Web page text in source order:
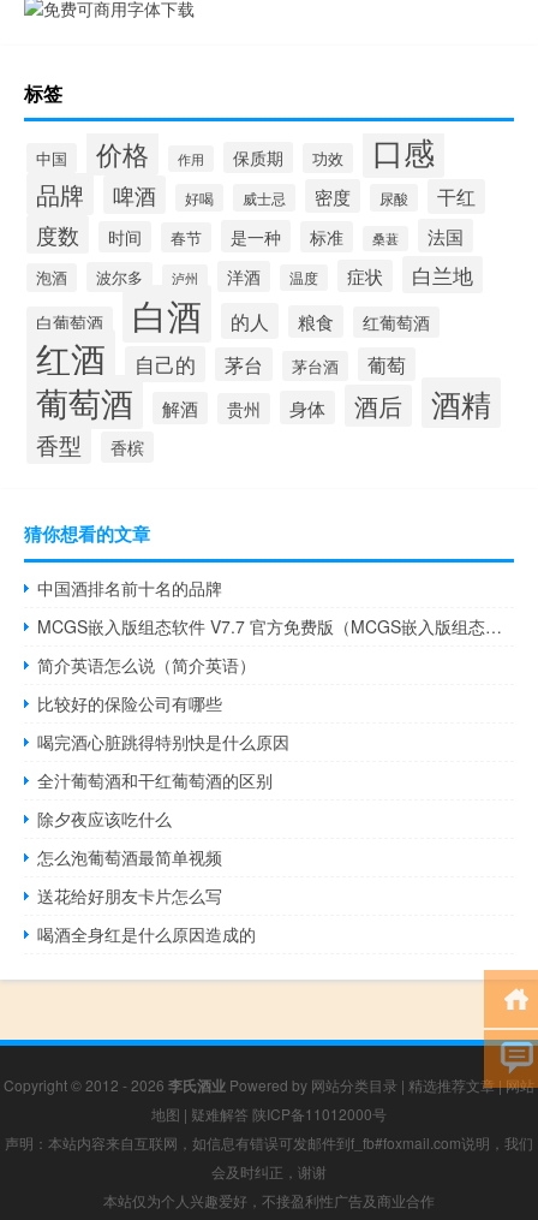
标签
中国 价格 作用 保质期 功效 口感
品牌 啤酒 好喝 威士忌 密度 尿酸 干红
度数 时间 春节 是一种 标准 桑葚 法国
泡酒 波尔多 泸州 洋酒 温度 症状 白兰地
白葡萄酒 白酒 的人 粮食 红葡萄酒
红酒 自己的 茅台 茅台酒 葡萄
葡萄酒 解酒 贵州 身体 酒后 酒精
香型 香槟
猜你想看的文章
中国酒排名前十名的品牌
MCGS嵌入版组态软件 V7.7 官方免费版（MCGS嵌入版组态软件 V7.7 官方免费版功能简介）
简介英语怎么说（简介英语）
比较好的保险公司有哪些
喝完酒心脏跳得特别快是什么原因
全汁葡萄酒和干红葡萄酒的区别
除夕夜应该吃什么
怎么泡葡萄酒最简单视频
送花给好朋友卡片怎么写
喝酒全身红是什么原因造成的
Copyright © 2012 - 2026 李氏酒业 Powered by 网站分类目录 | 精选推荐文章|网站
地图 | 疑难解答 陕ICP备11012000号
声明：本站内容来自互联网，如信息有错误可发邮件到f_fb#foxmail.com说明，我们
会及时纠正，谢谢
本站仅为个人兴趣爱好，不接盈利性广告及商业合作